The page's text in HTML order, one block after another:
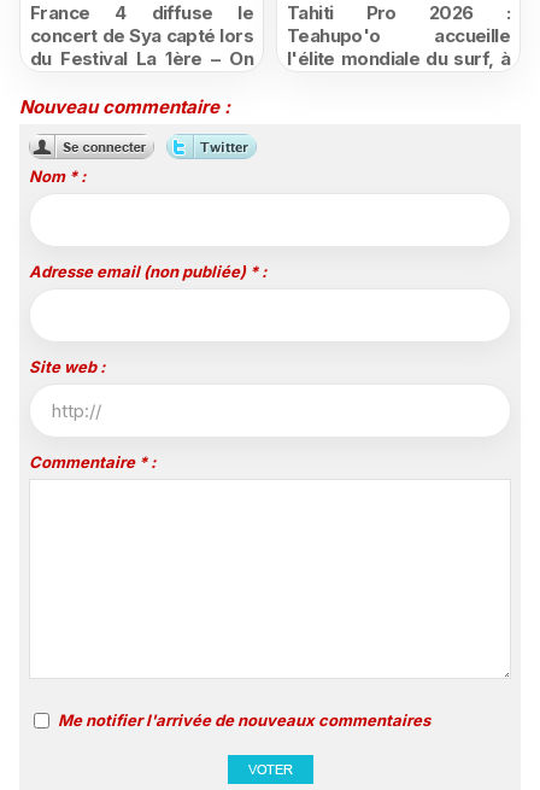
France 4 diffuse le
concert de Sya capté lors
du Festival La 1ère – On
Tahiti Pro 2026 :
Teahupo'o accueille
l'élite mondiale du surf, à
Nouveau commentaire :
Nom * :
Adresse email (non publiée) * :
Site web :
Commentaire * :
Me notifier l'arrivée de nouveaux commentaires